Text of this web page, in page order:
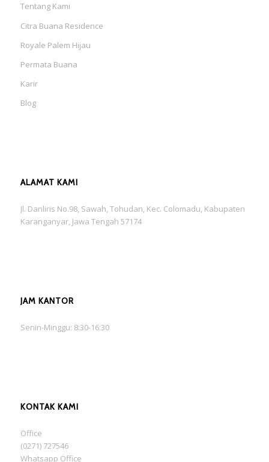
Tentang Kami
Citra Buana Residence
Royale Palem Hijau
Permata Buana
Karir
Blog
ALAMAT KAMI
Jl. Danliris No.98, Sawah, Tohudan, Kec. Colomadu, Kabupaten
Karanganyar, Jawa Tengah 57174
JAM KANTOR
Senin-Minggu: 8:30-16:30
KONTAK KAMI
Office
(0271) 727546
Whatsapp Office